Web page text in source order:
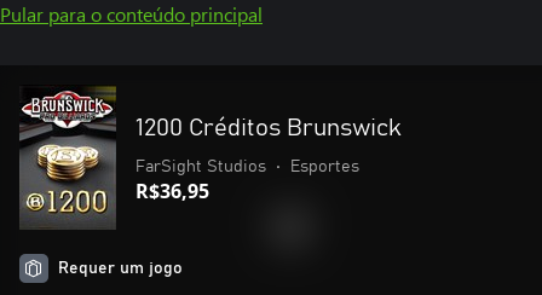
Pular para o conteúdo principal
1200 Créditos Brunswick
FarSight Studios • Esportes
R$36,95
Requer um jogo